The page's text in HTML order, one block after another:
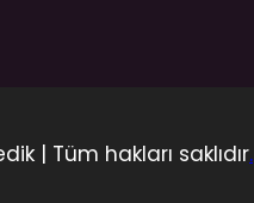
| Tüm hakları saklıdır.